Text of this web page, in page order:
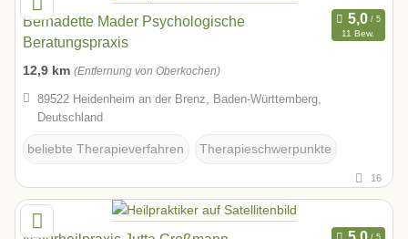
Bernadette Mader Psychologische
Beratungspraxis
11 Bew.
12,9 km (Entfernung von Oberkochen)
89522 Heidenheim an der Brenz, Baden-Württemberg,
Deutschland
beliebte Therapieverfahren Therapieschwerpunkte
16